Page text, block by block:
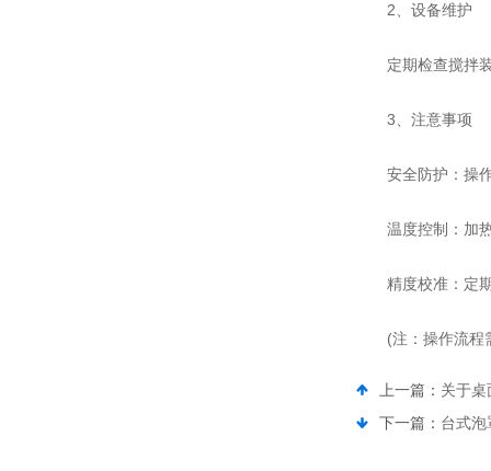
‌2、设备维护‌
定期检查搅拌装
3、注意事项
安全防护‌：操作
温度控制‌：加热/
精度校准‌：定期
(注：操作流程需
上一篇： 关于桌
下一篇： 台式泡